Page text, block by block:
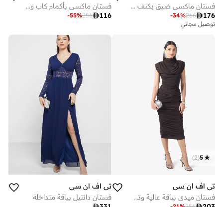
فستان ماكسي ضيق بكتف مكشوف وتفاصيل مزمومة
176
266
-34%
توصيل مجاني
فستان ماكسي بأكمام كاب وفتحة جانبية
116
256
-55%
5
(
2
)
تي اف ان سي
فستان ميدي بياقة عالية وتصميم مجمع
تي اف ان سي
فستان دانتيل بياقة متداخلة